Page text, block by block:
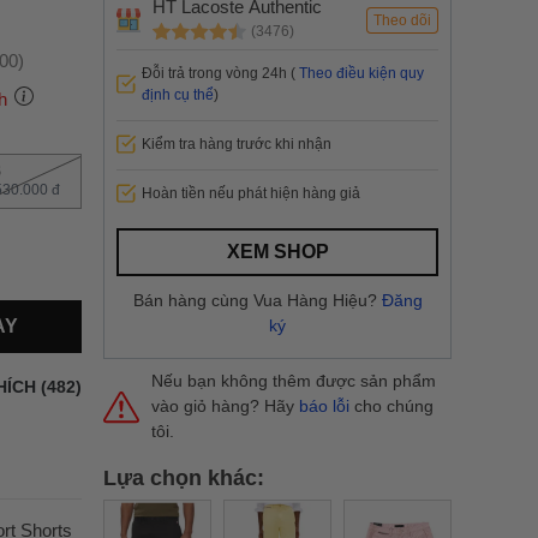
cầu
báo
tại
đ
(482)
Shorts
Lựa chọn khác:
HT Lacoste Authentic
(3476)
Theo dõi
Đỗi trả trong vòng 24h ( Theo điều kiện quy
định cụ thể)
Kiểm tra hàng trước khi nhận
Hoàn tiền nếu phát hiện hàng giả
XEM SHOP
Bán hàng cùng Vua Hàng Hiệu? Đăng
ký
Nếu bạn không thêm được sản phẩm
vào giỏ hàng? Hãy báo lỗi cho chúng
tôi.